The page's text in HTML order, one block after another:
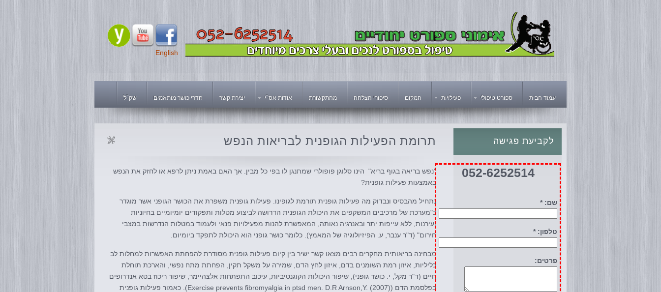
English
עמוד הבית ספורט טיפולי פעילויות המקום סיפורי הצלחה מהתקשורת אודות אס"י יצירת קשר חדרי כושר מותאמים שק"ל
תרומת הפעילות הגופנית לבריאות הנפש
"נפש בריאה בגוף בריא" הינו סלוגן פופולרי שמתנגן לו בפי כל מבין. אך האם באמת ניתן לרפא או לחזק את הנפש
באמצעות פעילות גופנית?
נתחיל מהבסיס ונבדוק מה פעילות גופנית תורמת לגופינו. פעילות גופנית משפרת את הכושר הגופני אשר מוגדר
כ"מערכת של מרכיבים המשקפים את היכולת הגופנית הדרושה לביצוע מטלות ותפקודים יומיומיים בחיוניות
ועירנות, ללא עייפות יתר ובאנרגיה נאותה, המאפשרת להנות מפעילויות פנאי ולעמוד במטלות הנדרשות במצבי
חירום" (ד"ר ענבר, ע. הפיזיולוגיה של המאמץ). כלומר כושר גופני הוא היכולת לתפקד ביומיום.
מבחינה בריאותית מחקרים רבים מצאו קשר ישיר בין קיום פעילות גופנית מסודרת להפחתת האפשרות למחלות לב
כליליות, איזון רמת השומנים בדם, איזון לחץ הדם, שמירה על משקל תקין, הפחתת מתח נפשי, והארכת תוחלת
חיים (ד"ר מקל, י. כושר גופני), שיפור היכולות הקוגנטיביות, עיכוב התפתחות אלצהיימר, שיפור ריכוז בטא אנדרופים
בפלסמת הדם (Exercise prevents fibromyalgia in ptsd men. D.R Arnson,Y. (2007)). כאמור פעילות גופנית
לקביעת פגישה
052-6252514
שם: *
טלפון: *
פרטים: